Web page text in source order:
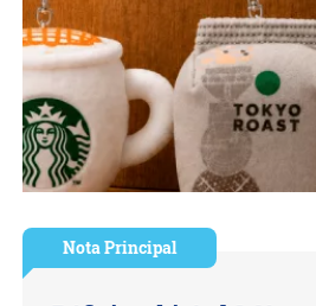
Nota Principal